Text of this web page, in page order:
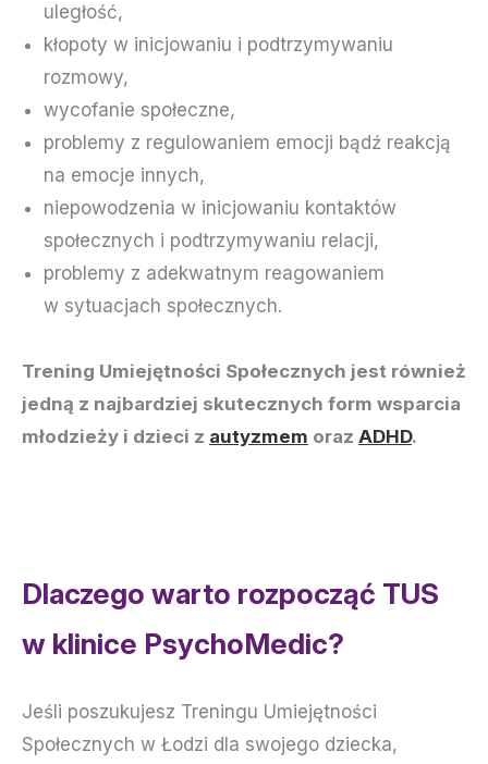
uległość,
kłopoty w inicjowaniu i podtrzymywaniu
rozmowy,
wycofanie społeczne,
problemy z regulowaniem emocji bądź reakcją
na emocje innych,
niepowodzenia w inicjowaniu kontaktów
społecznych i podtrzymywaniu relacji,
problemy z adekwatnym reagowaniem
w sytuacjach społecznych.
Trening Umiejętności Społecznych jest również
jedną z najbardziej skutecznych form wsparcia
młodzieży i dzieci z autyzmem oraz ADHD.
Dlaczego warto rozpocząć TUS
w klinice PsychoMedic?
Jeśli poszukujesz Treningu Umiejętności
Społecznych w Łodzi dla swojego dziecka,